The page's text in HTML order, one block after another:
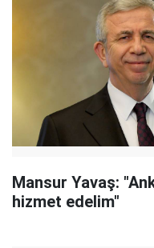
Mansur Yavaş:
hizmet edelim"